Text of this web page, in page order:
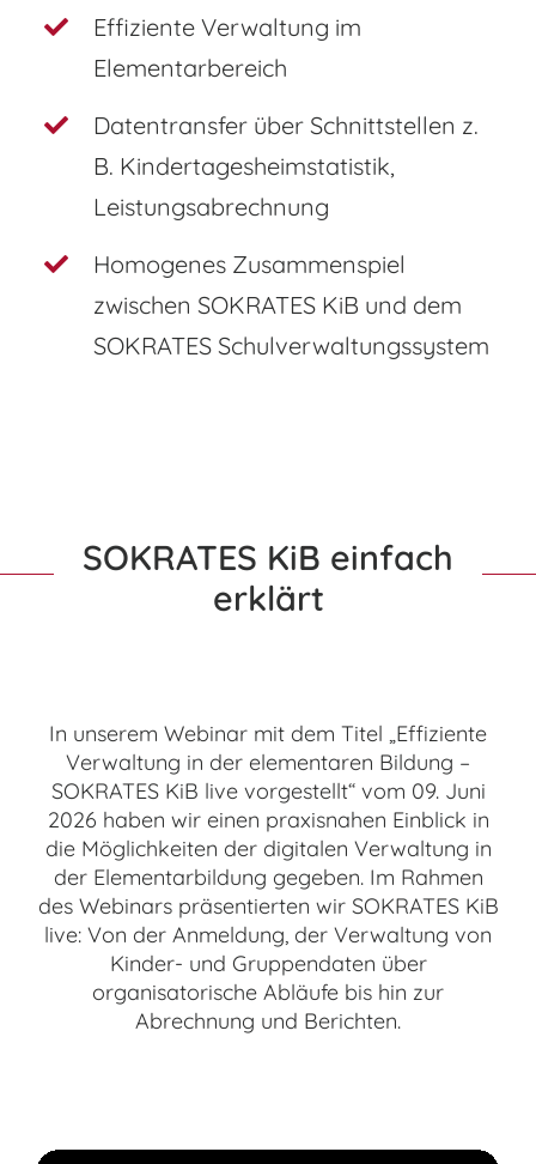
Effiziente Verwaltung im
Elementarbereich
Datentransfer über Schnittstellen z.
B. Kindertagesheimstatistik,
Leistungsabrechnung
Homogenes Zusammenspiel
zwischen SOKRATES KiB und dem
SOKRATES Schulverwaltungssystem
SOKRATES KiB einfach
erklärt
In unserem Webinar mit dem Titel „Effiziente
Verwaltung in der elementaren Bildung –
SOKRATES KiB live vorgestellt“ vom 09. Juni
2026 haben wir einen praxisnahen Einblick in
die Möglichkeiten der digitalen Verwaltung in
der Elementarbildung gegeben. Im Rahmen
des Webinars präsentierten wir SOKRATES KiB
live: Von der Anmeldung, der Verwaltung von
Kinder- und Gruppendaten über
organisatorische Abläufe bis hin zur
Abrechnung und Berichten.